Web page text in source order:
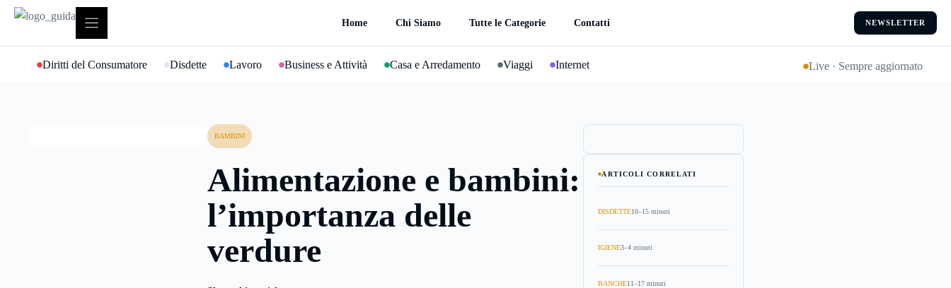
contenuto
Home Chi Siamo Tutte le Categorie Contatti NEWSLETTER
Diritti del Consumatore Disdette Lavoro Business e Attività Casa e Arredamento Viaggi Internet Live · Sempre aggiornato
BAMBINI
Alimentazione e bambini:
l’importanza delle
verdure
ARTICOLI CORRELATI
DISDETTE10–15 minuti
IGIENE3–4 minuti
BANCHE11–17 minuti